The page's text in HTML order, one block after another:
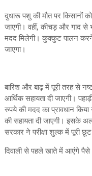
दुधारू पशु की मौत पर किसानों
जाएगी। वहीं, कीचड़ और गाद
मदद मिलेगी। कुक्कुट पालन करने
जाएगा।
बारिश और बाढ़ में पूरी तरह से
आर्थिक सहायता दी जाएगी।
रुपये की मदद का प्रावधान
की सहायता दी जाएगी। इसके
सरकार ने परीक्षा शुल्क में पूरी
दिवाली से पहले खाते में आएंगे पैसे